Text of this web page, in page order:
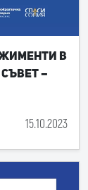
в
–
15.10.2023